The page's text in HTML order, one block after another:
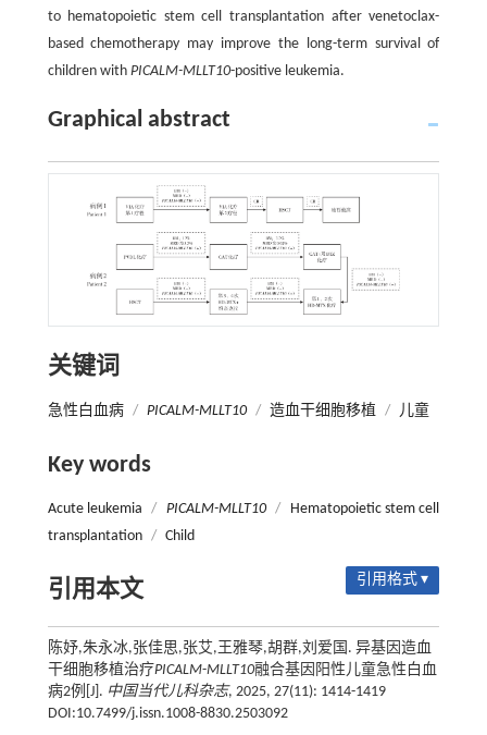
to hematopoietic stem cell transplantation after venetoclax-
based chemotherapy may improve the long-term survival of
children with PICALM-MLLT10-positive leukemia.
Graphical abstract
关键词
急性白血病 / PICALM-MLLT10 / 造血干细胞移植 / 儿童
Key words
Acute leukemia / PICALM-MLLT10 /
Hematopoietic stem cell
transplantation / Child
引用本文 引用格式 ▾
陈妤,朱永冰,张佳思,张艾,王雅琴,胡群,刘爱国. 异基因造血
干细胞移植治疗PICALM-MLLT10融合基因阳性儿童急性白血
病2例[J]. 中国当代儿科杂志, 2025, 27(11): 1414-1419
DOI:10.7499/j.issn.1008-8830.2503092